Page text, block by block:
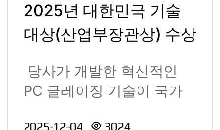
2025년 대한민국 기술
대상(산업부장관상) 수상
당사가 개발한 혁신적인
PC 글레이징 기술이 국가
2025-12-04 3024